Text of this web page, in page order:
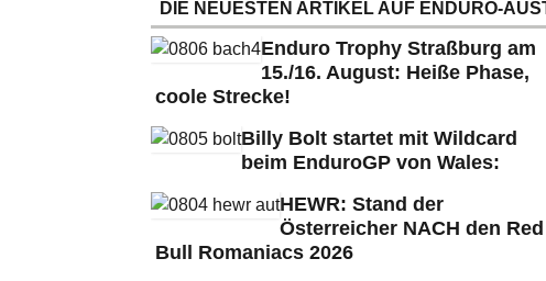
DIE NEUESTEN ARTIKEL AUF ENDURO-
Enduro Trophy Straßburg am
15./16. August: Heiße Phase,
coole Strecke!
Billy Bolt startet mit Wildcard
beim EnduroGP von Wales:
HEWR: Stand der
Österreicher NACH den Red
Bull Romaniacs 2026